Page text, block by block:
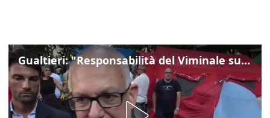
Gualtieri: "Responsabilità del Viminale su Spin Time? La posizione dei partiti è nota"